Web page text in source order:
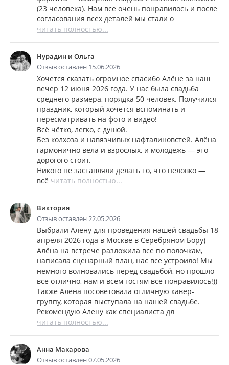
(23 человека). Нам все очень понравилось и после
согласования всех деталей мы стали о
читать полностью...
Нурадин и Ольга
Отзыв оставлен 15.06.2026
Хочется сказать огромное спасибо Алёне за наш
вечер 12 июня 2026 года. У нас была свадьба
среднего размера, порядка 50 человек. Получился
праздник, который хочется вспоминать и
пересматривать на фото и видео!
Всё чётко, легко, с душой.
Без колхоза и навязчивых нафталиновстей. Алёна
гармонично вела и взрослых, и молодёжь — это
дорогого стоит.
Никого не заставляли делать то, что неловко —
всё читать полностью...
Виктория
Отзыв оставлен 22.05.2026
Выбрали Алену для проведения нашей свадьбы 18
апреля 2026 года в Москве в Серебряном Бору)
Алёна на встрече разложила все по полочкам,
написала сценарный план, нас все устроило! Мы
немного волновались перед свадьбой, но прошло
все отлично, нам и всем гостям все понравилось!))
Также Алёна посоветовала отличную кавер-
группу, которая выступала на нашей свадьбе.
Рекомендую Алену как специалиста дл
читать полностью...
Анна Макарова
Отзыв оставлен 07.05.2026